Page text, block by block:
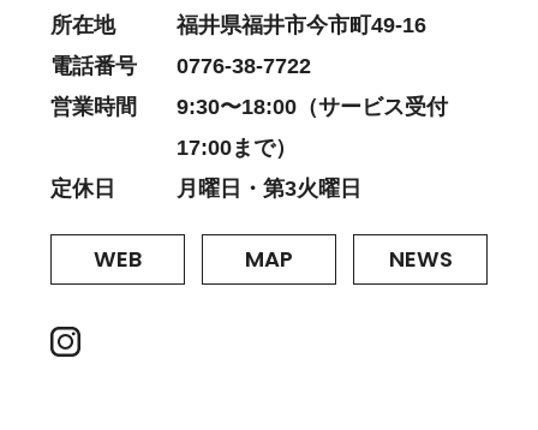
所在地
福井県福井市今市町49-16
電話番号
0776-38-7722
営業時間
9:30〜18:00（サービス受付
17:00まで）
定休日
月曜日・第3火曜日
WEB MAP NEWS